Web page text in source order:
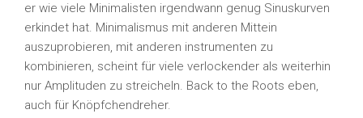
er wie viele Minimalisten irgendwann genug Sinuskurven
erkindet hat. Minimalismus mit anderen Mittein
auszuprobieren, mit anderen instrumenten zu
kombinieren, scheint für viele verlockender als weiterhin
nur Amplituden zu streicheln. Back to the Roots eben,
auch für Knöpfchendreher.